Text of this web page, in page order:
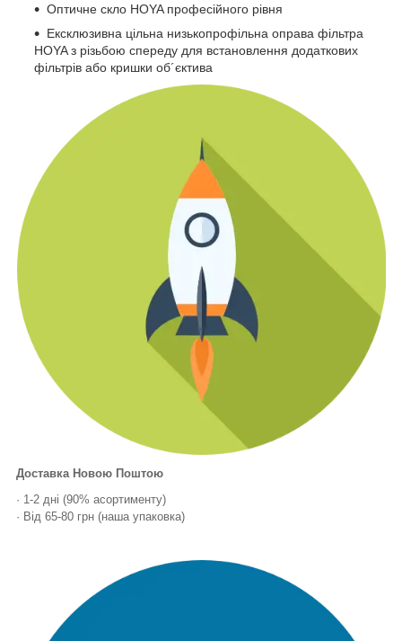
Оптичне скло HOYA професійного рівня
Ексклюзивна цільна низькопрофільна оправа фільтра
HOYA з різьбою спереду для встановлення додаткових
фільтрів або кришки об´єктива
Доставка Новою Поштою
· 1-2 дні (90% асортименту)
· Від 65-80 грн (наша упаковка)